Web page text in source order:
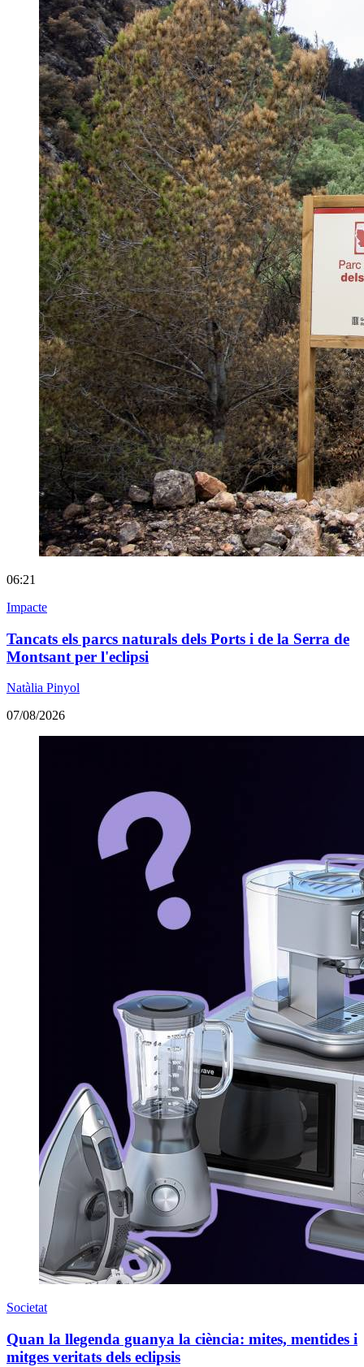
06:21
Impacte
Tancats els parcs naturals dels Ports i de la Serra de
Montsant per l'eclipsi
Natàlia Pinyol
07/08/2026
Societat
Quan la llegenda guanya la ciència: mites, mentides i
mitges veritats dels eclipsis